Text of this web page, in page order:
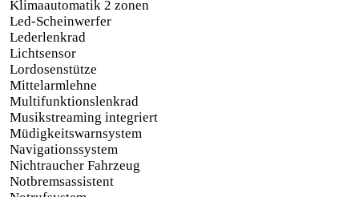
Klimaautomatik 2 zonen
Led-Scheinwerfer
Lederlenkrad
Lichtsensor
Lordosenstütze
Mittelarmlehne
Multifunktionslenkrad
Musikstreaming integriert
Müdigkeitswarnsystem
Navigationssystem
Nichtraucher Fahrzeug
Notbremsassistent